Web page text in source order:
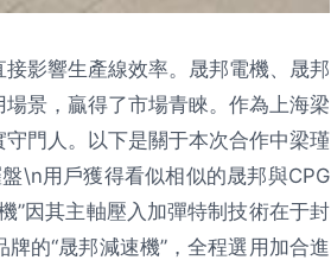
影響生產線效率。晟邦電機、晟邦
景，贏得了市場青睞。作為上海梁
門人。以下是關于本次合作中梁瑾
\n用戶獲得看似相似的晟邦與CPG
”因其主軸壓入加彈特制技術在于封
的“晟邦減速機”，全程選用加合進